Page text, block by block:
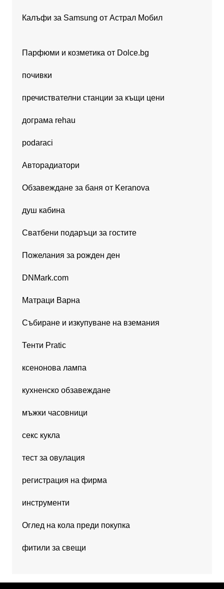
Калъфи за Samsung от Астрал Мобил
Парфюми и козметика от Dolce.bg
почивки
пречиствателни станции за къщи цени
дограма rehau
podaraci
Авторадиатори
Обзавеждане за баня от Keranova
душ кабина
Сватбени подаръци за гостите
Пожелания за рожден ден
DNMark.com
Матраци Варна
Събиране и изкупуване на вземания
Тенти Pratic
ксенонова лампа
кухненско обзавеждане
мъжки часовници
секс кукла
тест за овулация
регистрация на фирма
инструменти
Оглед на кола преди покупка
фитили за свещи